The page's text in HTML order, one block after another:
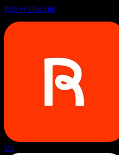
Rytr vs Descript
VS